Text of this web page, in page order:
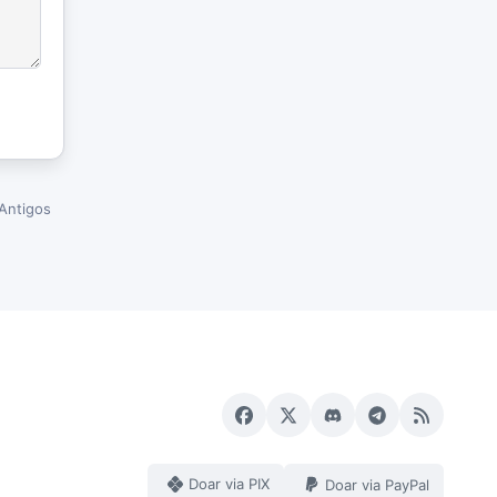
Doar via PIX Doar via PayPal